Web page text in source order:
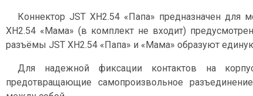
Коннектор JST XH2.54 «Папа» предназначен для
XH2.54 «Мама» (в комплект не входит)
разъёмы JST XH2.54 «Папа» и «Мама» образуют
Для надежной фиксации контактов на
предотвращающие самопроизвольное